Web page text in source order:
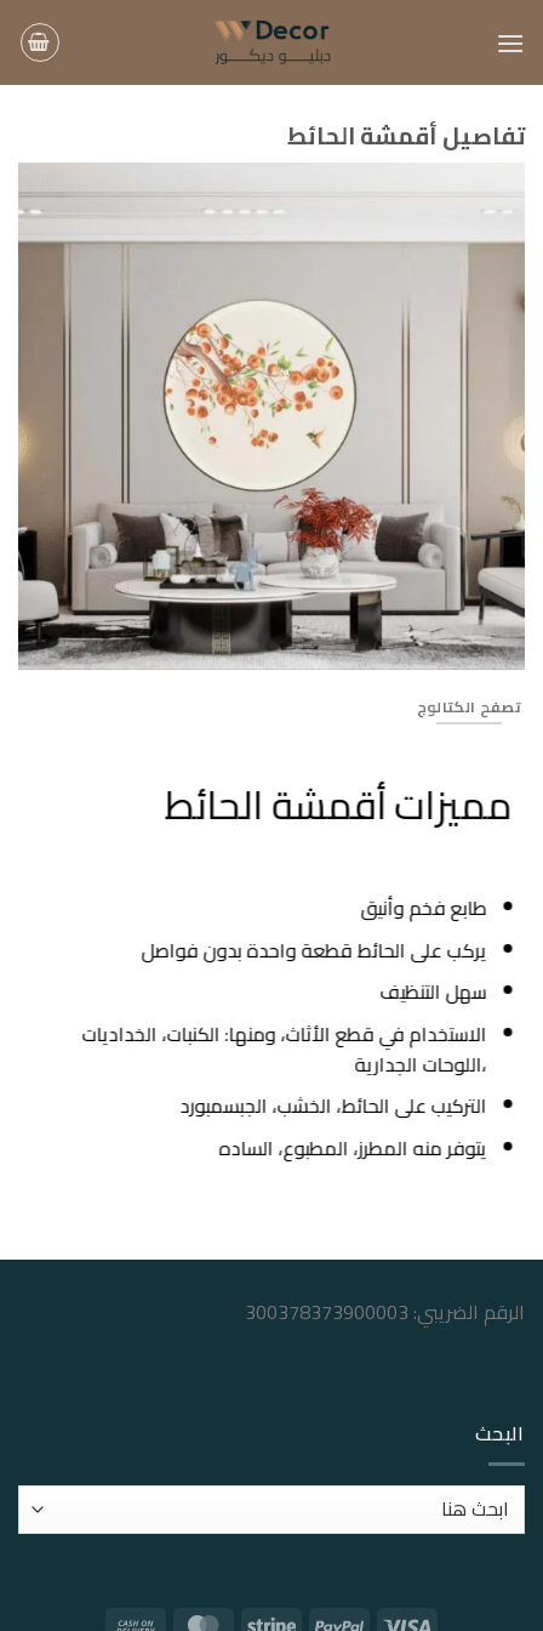
للمحتوى
تفاصيل أقمشة الحائط
تصفح الكتالوج
مميزات أقمشة الحائط
طابع فخم وأنيق
يركب على الحائط قطعة واحدة بدون فواصل
سهل التنظيف
الاستخدام في قطع الأثاث، ومنها: الكنبات، الخداديات
،اللوحات الجدارية
التركيب على الحائط، الخشب، الجبسمبورد
يتوفر منه المطرز، المطبوع، الساده
الرقم الضريبي: 300378373900003
البحث